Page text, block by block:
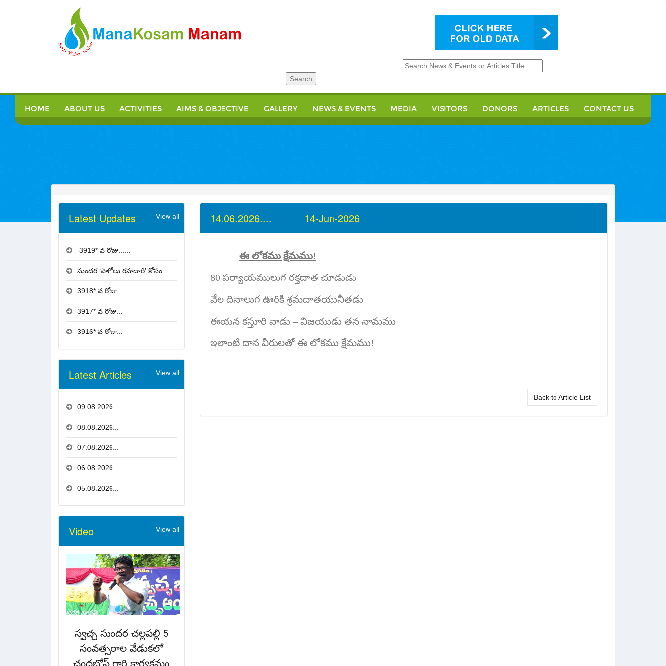
HOME ABOUT US ACTIVITIES AIMS & OBJECTIVE GALLERY NEWS & EVENTS MEDIA VISITORS DONORS ARTICLES CONTACT US
Latest Updates View all
3919* వ రోజు......
సుందర ‘పాగోలు రహదారి’ కోసం......
3918* వ రోజు...
3917* వ రోజు...
3916* వ రోజు...
Latest Articles View all
09.08.2026...
08.08.2026...
07.08.2026...
06.08.2026...
05.08.2026...
Video View all
స్వచ్చ సుందర చల్లపల్లి 5
సంవత్సరాల వేడుకలో
చంద్రబోస్ గారి కార్యక్రమం
14.06.2026.... 14-Jun-2026
ఈ లోకము క్షేమము!
80 పర్యాయములుగ రక్తదాత చూడుడు
వేల దినాలుగ ఊరికి శ్రమదాతయునీతడు
ఈయన కస్తూరి వాడు – విజయుడు తన నామము
ఇలాంటి దాన వీరులతో ఈ లోకము క్షేమము!
Back to Article List